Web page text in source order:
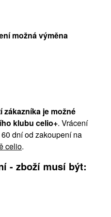
možná výměna
zákazníka je možné
klubu celio+. Vrácení
dní od zakoupení na
celio.
- zboží musí být: